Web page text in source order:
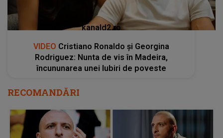
kanald2.ro
VIDEO Cristiano Ronaldo și Georgina
Rodriguez: Nunta de vis în Madeira,
încununarea unei Iubiri de poveste
RECOMANDĂRI